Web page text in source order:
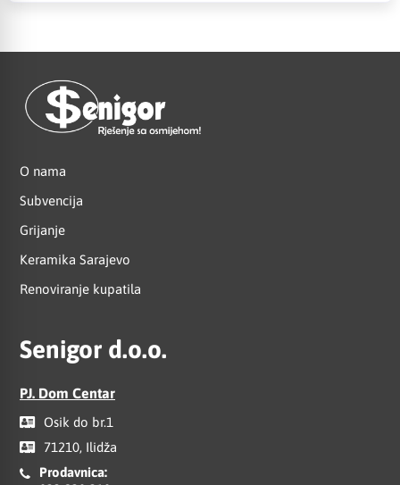
O nama
Subvencija
Grijanje
Keramika Sarajevo
Renoviranje kupatila
Senigor d.o.o.
PJ. Dom Centar
Osik do br.1
71210, Ilidža
Prodavnica: